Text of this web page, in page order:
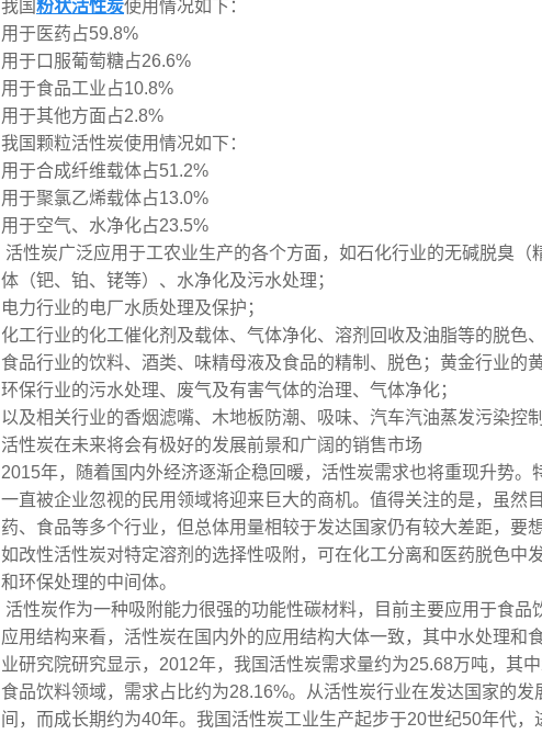
我国粉状活性炭使用情况如下：
用于医药占59.8%
用于口服葡萄糖占26.6%
用于食品工业占10.8%
用于其他方面占2.8%
我国颗粒活性炭使用情况如下：
用于合成纤维载体占51.2%
用于聚氯乙烯载体占13.0%
用于空气、水净化占23.5%
活性炭广泛应用于工农业生产的各个方面，如石化行业的无碱脱臭
体（钯、铂、铑等）、水净化及污水处理；
电力行业的电厂水质处理及保护；
化工行业的化工催化剂及载体、气体净化、溶剂回收及油脂等的脱色、
食品行业的饮料、酒类、味精母液及食品的精制、脱色；黄金行业的
环保行业的污水处理、废气及有害气体的治理、气体净化；
以及相关行业的香烟滤嘴、木地板防潮、吸味、汽车汽油蒸发污染控
活性炭在未来将会有极好的发展前景和广阔的销售市场
2015年，随着国内外经济逐渐企稳回暖， 活性炭需求也将重现升势。
一直被企业忽视的民用领域将迎来巨大的商机。值得关注的是，虽然
药、食品等多个行业，但总体用量相较于发达国家仍有较大差距，要
如改性活性炭对特定溶剂的选择性吸附，可在化工分离和医药脱色中
和环保处理的中间体。
活性炭作为一种吸附能力很强的功能性碳材料，目前主要应用于食
应用结构来看，活性炭在国内外的应用结构大体一致，其中水处理和
业研究院研究显示，2012年，我国活性炭需求量约为25.68万吨，其
食品饮料领域，需求占比约为28.16%。从活性炭行业在发达国家的
间，而成长期约为40年。我国活性炭工业生产起步于20世纪50年代